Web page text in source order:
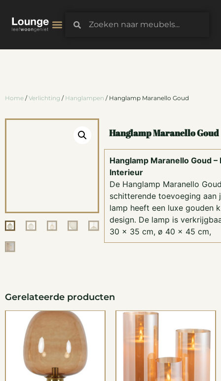
Home /Verlichting / Hanglampen / Hanglamp Maranello Goud
Hanglamp Maranello Goud
Hanglamp Maranello Goud
Interieur
De Hanglamp Maranello
schitterende toevoeging aan
lamp heeft een luxe gouden
design. De lamp is
30 x 35 cm, ø 40 x 45 cm,
Gerelateerde producten